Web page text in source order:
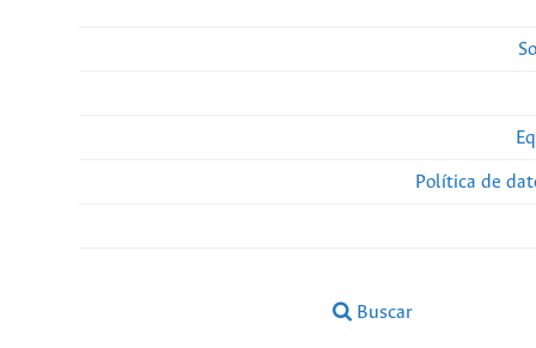
Política de
Buscar